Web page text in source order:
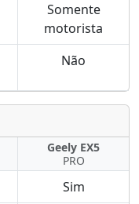
Somente
motorista
Não
Geely EX5
PRO
Sim